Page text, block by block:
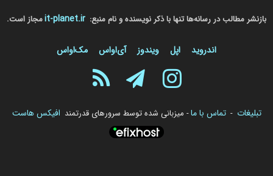
بازنشر مطالب در رسانه‌ها تنها با ذکر نویسنده و نام منبع: it-planet.irمجاز است.
اندروید اپل ویندوز آی‌او‌اس مک‌او‌اس
تبلیغات - تماس با ما- میزبانی شده توسط سرورهای قدرتمند افیکس هاست